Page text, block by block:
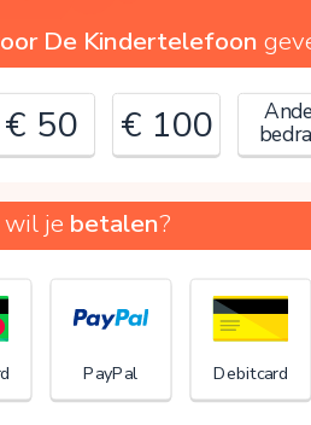
De Kindertelefoon
€ 50 € 100
wil je betalen?
PayPal Debitcard